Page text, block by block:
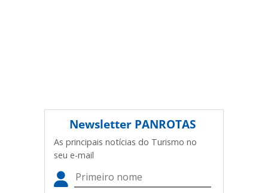
Newsletter PANROTAS
As principais notícias do Turismo no
seu e-mail